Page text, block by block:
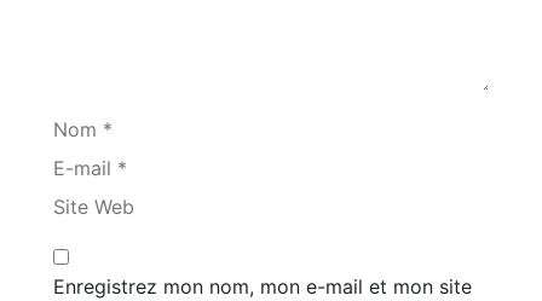
Nom *
E-mail *
Site Web
Enregistrez mon nom, mon e-mail et mon site